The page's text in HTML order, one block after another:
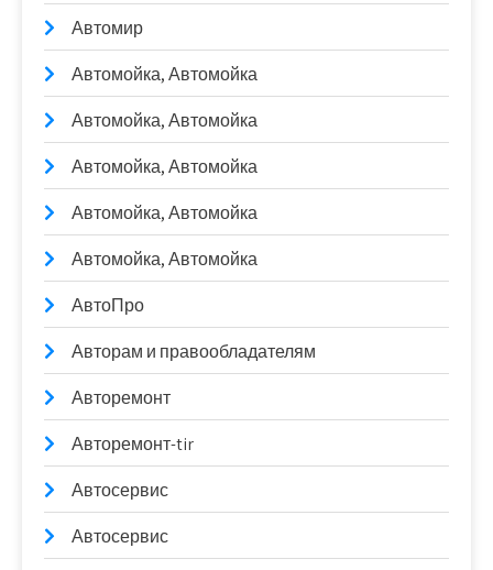
Автомир
Автомойка, Автомойка
Автомойка, Автомойка
Автомойка, Автомойка
Автомойка, Автомойка
Автомойка, Автомойка
АвтоПро
Авторам и правообладателям
Авторемонт
Авторемонт-tir
Автосервис
Автосервис